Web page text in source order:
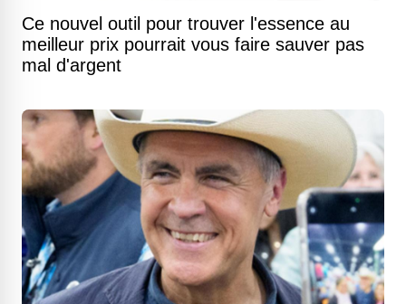
Ce nouvel outil pour trouver l'essence au
meilleur prix pourrait vous faire sauver pas
mal d'argent